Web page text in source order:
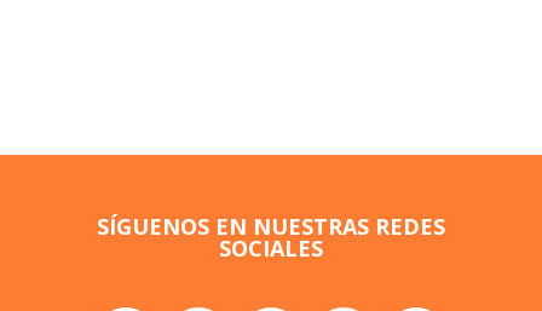
SÍGUENOS EN NUESTRAS REDES
SOCIALES